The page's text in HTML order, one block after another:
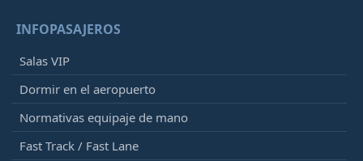
INFOPASAJEROS
Salas VIP
Dormir en el aeropuerto
Normativas equipaje de mano
Fast Track / Fast Lane